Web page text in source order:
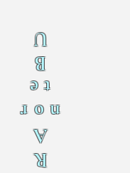
R
A
nor
te
B
U